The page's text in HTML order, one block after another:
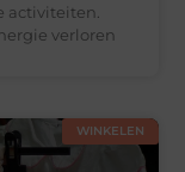
activiteiten.
verloren
WINKELEN